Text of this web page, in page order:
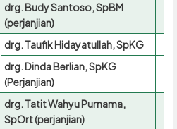
drg. Budy Santoso, SpBM
(perjanjian)
drg. Taufik Hidayatullah, SpKG
drg. Dinda Berlian, SpKG
(Perjanjian)
drg. Tatit Wahyu Purnama,
SpOrt (perjanjian)